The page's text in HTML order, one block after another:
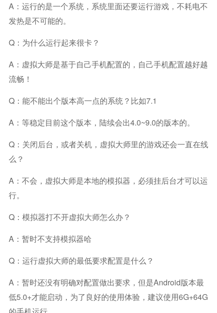
A：运行的是一个系统，系统里面还要运行游戏，不耗电不
发热是不可能的。
Q：为什么运行起来很卡？
A：虚拟大师是基于自己手机配置的，自己手机配置越好越
流畅！
Q：能不能出个版本高一点的系统？比如7.1
A：等稳定目前这个版本，陆续会出4.0~9.0的版本的。
Q：关闭后台，或者关机，虚拟大师里的游戏还会一直在线
么？
A：不会，虚拟大师是本地的模拟器，必须挂后台才可以运
行。
Q：模拟器打不开虚拟大师怎么办？
A：暂时不支持模拟器哈
Q：运行虚拟大师的最低要求配置是什么？
A：暂时还没有明确对配置做出要求，但是Android版本最
低5.0+才能启动，为了良好的使用体验，建议使用6G+64G